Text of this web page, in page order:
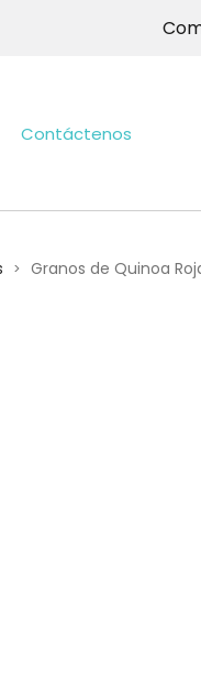
Contáctenos
> Granos de Quinoa